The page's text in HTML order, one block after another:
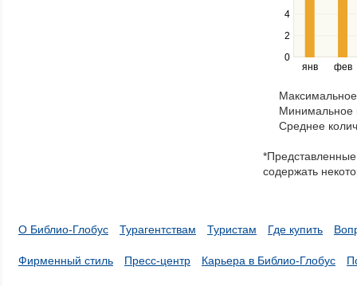
янв фев
0
2
4
the
and
right
navigate
through
items
a
series.
Минимальное
Среднее
содержать
О Библио-Глобус Турагентствам Туристам Где купить
Фирменный стиль Пресс-центр Карьера в Библио-Глобус